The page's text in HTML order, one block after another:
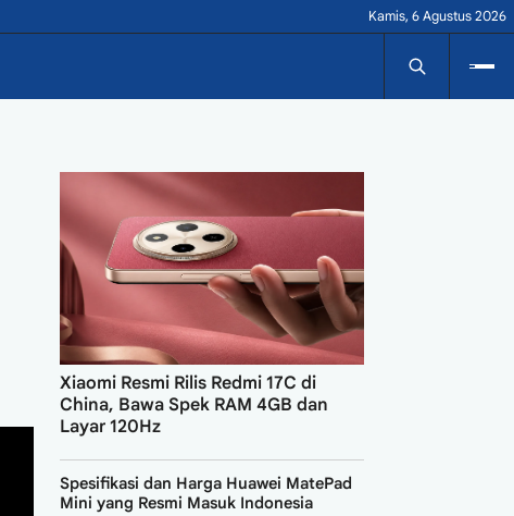
Kamis, 6 Agustus 2026
Xiaomi Resmi Rilis Redmi 17C di
China, Bawa Spek RAM 4GB dan
Layar 120Hz
Spesifikasi dan Harga Huawei MatePad
Mini yang Resmi Masuk Indonesia